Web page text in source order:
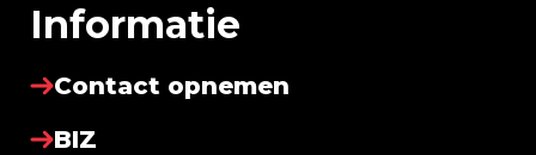
Informatie
Contact opnemen
BIZ